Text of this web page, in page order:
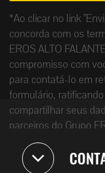
*Ao clicar no link
concorda com os
EROS ALTO
compromisso com
para contatá-lo em
formulário,
compartilhar seus
parceiros do Grupo